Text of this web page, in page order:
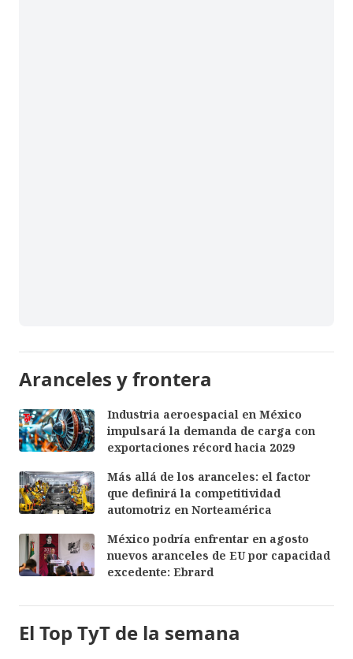
Aranceles y frontera
Industria aeroespacial en México
impulsará la demanda de carga con
exportaciones récord hacia 2029
Más allá de los aranceles: el factor
que definirá la competitividad
automotriz en Norteamérica
México podría enfrentar en agosto
nuevos aranceles de EU por capacidad
excedente: Ebrard
El Top TyT de la semana